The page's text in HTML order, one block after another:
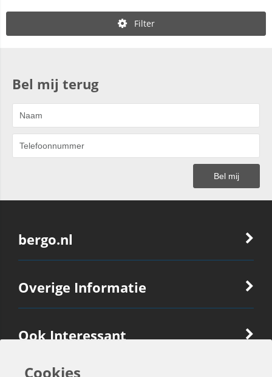
Filter
Bel mij terug
bergo.nl
Overige Informatie
Ook Interessant
Cookies